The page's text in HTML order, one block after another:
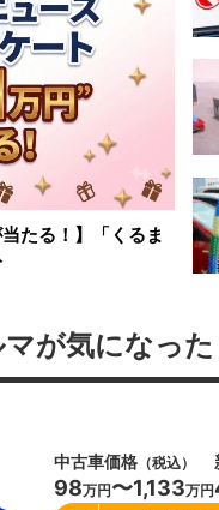
たる！】「くるま
が気になった
中古車価格 （税込）
98万円〜1,133万円